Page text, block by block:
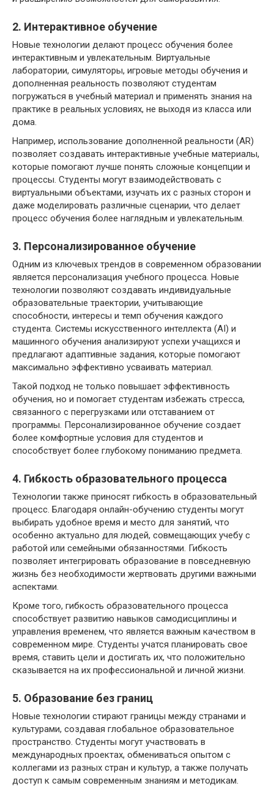
2. Интерактивное обучение
Новые технологии делают процесс обучения более
интерактивным и увлекательным. Виртуальные
лаборатории, симуляторы, игровые методы обучения и
дополненная реальность позволяют студентам
погружаться в учебный материал и применять знания на
практике в реальных условиях, не выходя из класса или
дома.
Например, использование дополненной реальности (AR)
позволяет создавать интерактивные учебные материалы,
которые помогают лучше понять сложные концепции и
процессы. Студенты могут взаимодействовать с
виртуальными объектами, изучать их с разных сторон и
даже моделировать различные сценарии, что делает
процесс обучения более наглядным и увлекательным.
3. Персонализированное обучение
Одним из ключевых трендов в современном образовании
является персонализация учебного процесса. Новые
технологии позволяют создавать индивидуальные
образовательные траектории, учитывающие
способности, интересы и темп обучения каждого
студента. Системы искусственного интеллекта (AI) и
машинного обучения анализируют успехи учащихся и
предлагают адаптивные задания, которые помогают
максимально эффективно усваивать материал.
Такой подход не только повышает эффективность
обучения, но и помогает студентам избежать стресса,
связанного с перегрузками или отставанием от
программы. Персонализированное обучение создает
более комфортные условия для студентов и
способствует более глубокому пониманию предмета.
4. Гибкость образовательного процесса
Технологии также приносят гибкость в образовательный
процесс. Благодаря онлайн-обучению студенты могут
выбирать удобное время и место для занятий, что
особенно актуально для людей, совмещающих учебу с
работой или семейными обязанностями. Гибкость
позволяет интегрировать образование в повседневную
жизнь без необходимости жертвовать другими важными
аспектами.
Кроме того, гибкость образовательного процесса
способствует развитию навыков самодисциплины и
управления временем, что является важным качеством в
современном мире. Студенты учатся планировать свое
время, ставить цели и достигать их, что положительно
сказывается на их профессиональной и личной жизни.
5. Образование без границ
Новые технологии стирают границы между странами и
культурами, создавая глобальное образовательное
пространство. Студенты могут участвовать в
международных проектах, обмениваться опытом с
коллегами из разных стран и культур, а также получать
доступ к самым современным знаниям и методикам.